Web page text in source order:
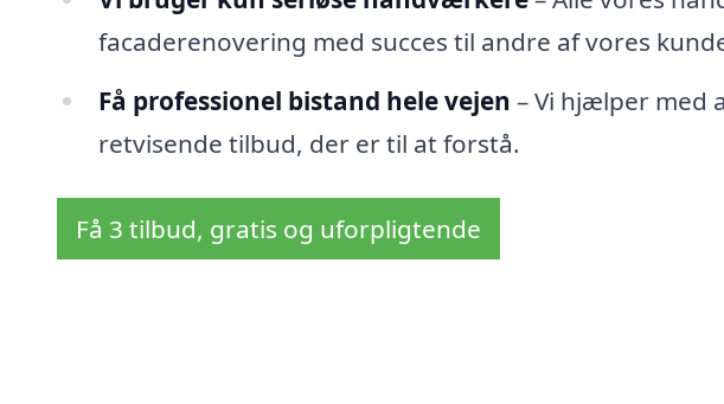
facaderenovering med succes til andre af vores
Få professionel bistand hele vejen – Vi hjælper med
retvisende tilbud, der er til at forstå.
Få 3 tilbud, gratis og uforpligtende